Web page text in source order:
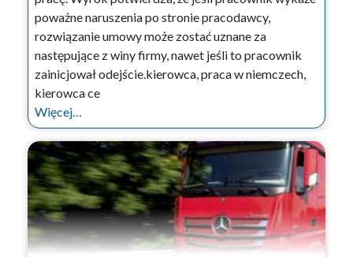
poważne naruszenia po stronie pracodawcy,
rozwiązanie umowy może zostać uznane za
następujące z winy firmy, nawet jeśli to pracownik
zainicjował odejście.kierowca, praca w niemczech,
kierowca ce
Więcej…